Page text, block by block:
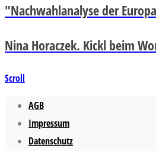
"Nachwahlanalyse der
Nina Horaczek. Kickl beim
Scroll
AGB
Impressum
Datenschutz